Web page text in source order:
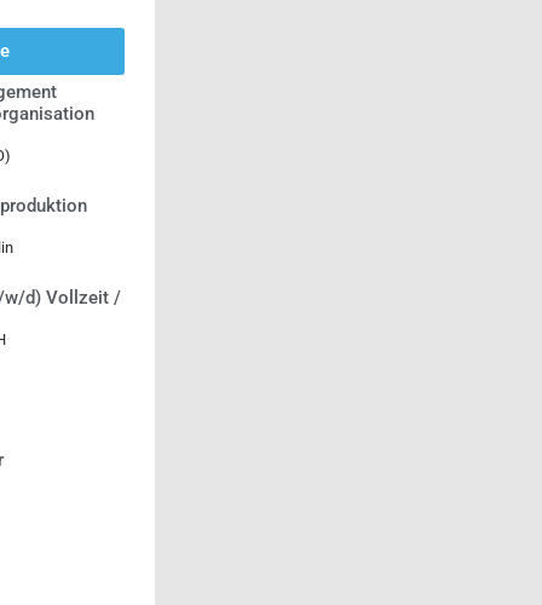
w/d) Vollzeit /